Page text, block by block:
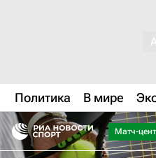
Политика В мире
Матч-